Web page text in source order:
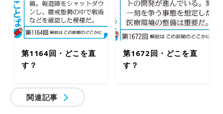
第1164回・どこを直
す？
第1672回・どこを直
す？
関連記事